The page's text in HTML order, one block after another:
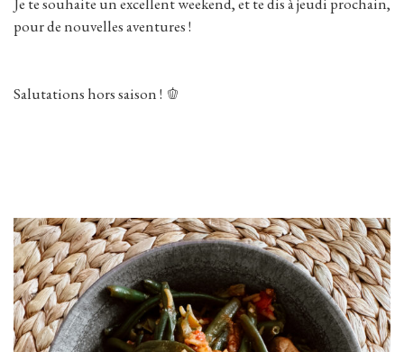
pour de nouvelles aventures !
Salutations hors saison ! 🫑